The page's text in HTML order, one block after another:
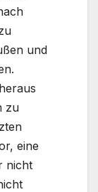
und
zu
eine
nicht